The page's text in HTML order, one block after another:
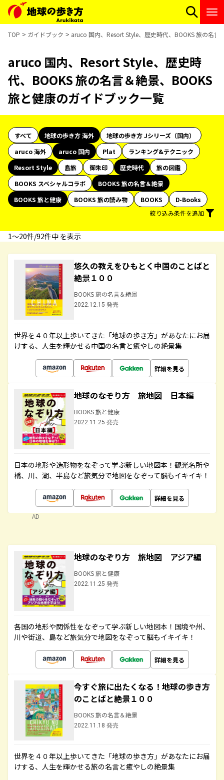
TOP ガイドブック aruco 国内、Resort Style、歴史時代、BOOKS 旅の名
aruco 国内、Resort Style、歴史時
代、BOOKS 旅の名言＆絶景、BOOKS
旅と健康のガイドブック一覧
すべて 地球の歩き方 海外
地球の歩き方 Jシリーズ（国内）
aruco 海外
aruco 国内 Plat
ランキング&テクニック
Resort Style
島旅 御朱印 歴史時代
旅の図鑑
BOOKS スペシャルコラボ
BOOKS 旅の名言＆絶景
BOOKS 旅と健康
BOOKS 旅の読み物 BOOKS
D-Books
絞り込み条件を追加
1〜20件/92件中 を表示
悠久の教えをひもとく中国のことばと
絶景１００
BOOKS 旅の名言＆絶景
2022.12.15 発売
世界を４０年以上歩いてきた「地球の歩き方」があなたにお届
けする、人生を輝かせる中国の名言と癒やしの絶景集
詳細を見る
地球のなぞり方 旅地図 日本編
BOOKS 旅と健康
2022.11.25 発売
日本の地形や造形物をなぞって学ぶ新しい地図本！観光名所や
橋、川、湖、半島など旅気分で地図をなぞって脳もイキイキ！
詳細を見る
AD
地球のなぞり方 旅地図 アジア編
BOOKS 旅と健康
2022.11.25 発売
各国の地形や関係性をなぞって学ぶ新しい地図本！国境や州、
川や街道、島など旅気分で地図をなぞって脳もイキイキ！
詳細を見る
今すぐ旅に出たくなる！地球の歩き方
のことばと絶景１００
BOOKS 旅の名言＆絶景
2022.11.18 発売
世界を４０年以上歩いてきた「地球の歩き方」があなたにお届
けする、人生を輝かせる旅の名言と癒やしの絶景集